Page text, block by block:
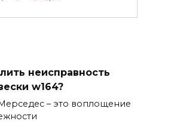
неисправность
w164?
– это воплощение